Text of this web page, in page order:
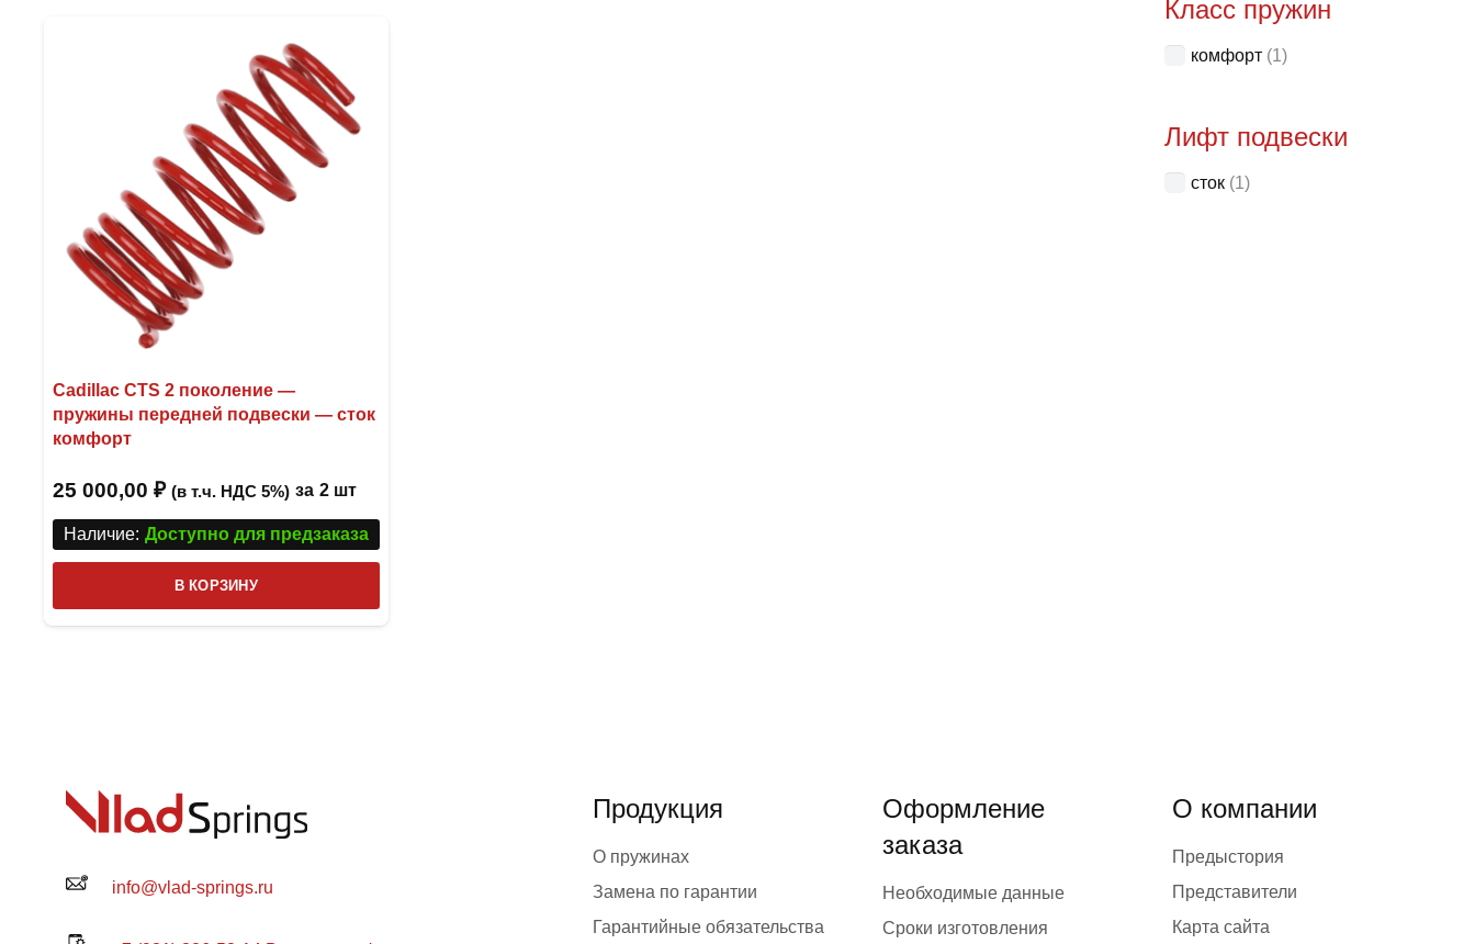
Cadillac CTS 2 поколение —
пружины передней подвески — сток
комфорт
25 000,00 ₽ (в т.ч. НДС 5%) за 2 шт
Наличие: Доступно для предзаказа
В КОРЗИНУ
Класс пружин
комфорт (1)
Лифт подвески
сток (1)
info@vlad-springs.ru
Продукция
О пружинах
Замена по гарантии
Гарантийные обязательства
Оформление
заказа
Необходимые данные
Сроки изготовления
О компании
Предыстория
Представители
Карта сайта